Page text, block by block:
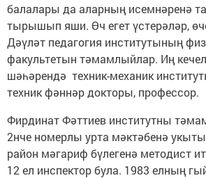
балалары да аларның исемнәренә
тырышып яши. Өч егет үстерәләр,
Дәүләт педагогия институтының
факультетын тәмамлыйлар. Иң
шәһәрендә техник-механик
техник фәннәр докторы, профессор.
Фирдинат Фәттиев институтны
2нче номерлы урта мәктәбенә
район мәгариф бүлегенә методист
12 ел инспектор була. 1983 елның